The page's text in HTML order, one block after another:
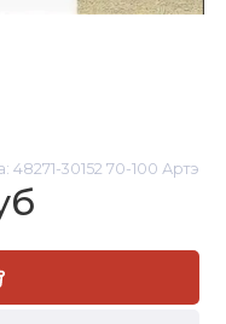
48271-30152 70-100 Артэ